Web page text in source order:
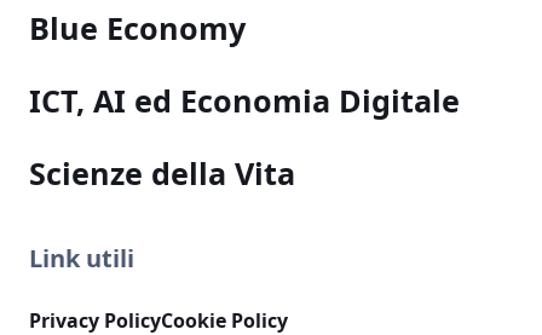
Blue Economy
ICT, AI ed Economia Digitale
Scienze della Vita
Link utili
Privacy PolicyCookie Policy